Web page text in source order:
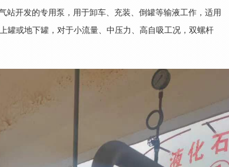
站开发的专用泵，用于卸车、充装、倒罐等输液工作，适用
罐或地下罐，对于小流量、中压力、高自吸工况，双螺杆